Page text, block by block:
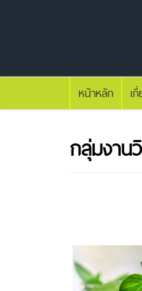
หน้าหลัก เ
กลุ่มงาน